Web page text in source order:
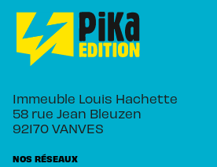
Immeuble Louis Hachette
58 rue Jean Bleuzen
92170 VANVES
NOS RÉSEAUX